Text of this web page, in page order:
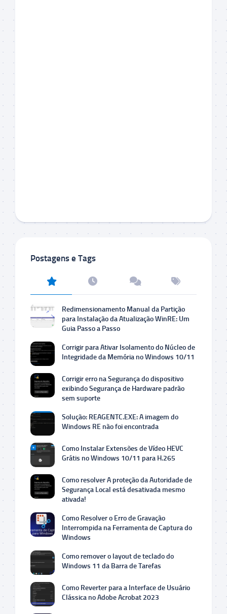
Postagens e Tags
Redimensionamento Manual da Partição
para Instalação da Atualização WinRE: Um
Guia Passo a Passo
Corrigir para Ativar Isolamento do Núcleo de
Integridade da Memória no Windows 10/11
Corrigir erro na Segurança do dispositivo
exibindo Segurança de Hardware padrão
sem suporte
Solução: REAGENTC.EXE: A imagem do
Windows RE não foi encontrada
Como Instalar Extensões de Vídeo HEVC
Grátis no Windows 10/11 para H.265
Como resolver A proteção da Autoridade de
Segurança Local está desativada mesmo
ativada!
Como Resolver o Erro de Gravação
Interrompida na Ferramenta de Captura do
Windows
Como remover o layout de teclado do
Windows 11 da Barra de Tarefas
Como Reverter para a Interface de Usuário
Clássica no Adobe Acrobat 2023